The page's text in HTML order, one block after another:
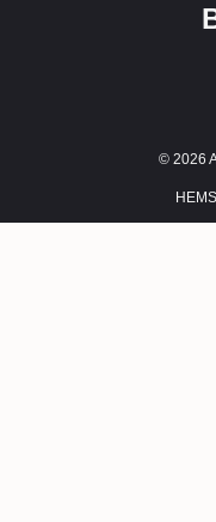
© 2026